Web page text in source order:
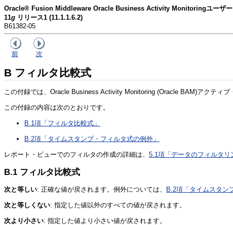
Oracle® Fusion Middleware Oracle Business Activity Monitoringユーザー
11g リリース1 (11.1.1.6.2)
B61382-05
前 次
B フィルタ比較式
この付録では、Oracle Business Activity Monitoring (Oracle BAM)アクティ
この付録の内容は次のとおりです。
B.1項「フィルタ比較式」
B.2項「タイムスタンプ・フィルタ式の例外」
レポート・ビューでのフィルタの作成の詳細は、 5.1項「データのフィルタリ
B.1 フィルタ比較式
次と等しい: 正確な値が戻されます。例外については、 B.2項「タイムスタン
次と等しくない: 指定した値以外のすべての値が戻されます。
次より小さい: 指定した値より小さい値が戻されます。